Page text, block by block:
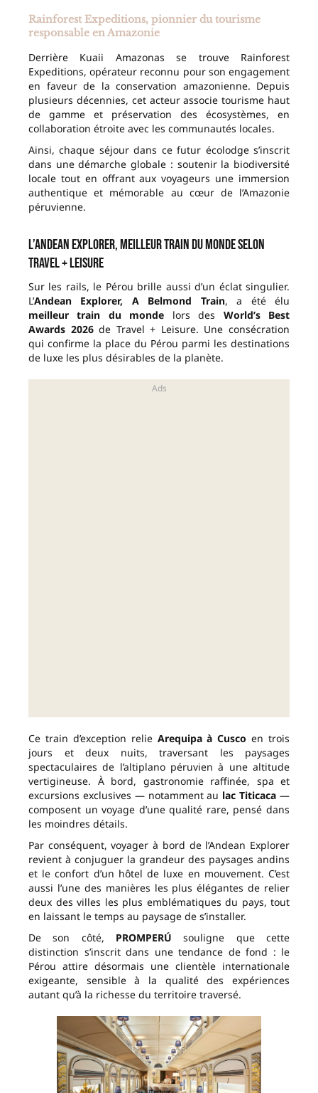
Rainforest Expeditions, pionnier du tourisme
responsable en Amazonie
Derrière Kuaii Amazonas se trouve Rainforest
Expeditions, opérateur reconnu pour son engagement
en faveur de la conservation amazonienne. Depuis
plusieurs décennies, cet acteur associe tourisme haut
de gamme et préservation des écosystèmes, en
collaboration étroite avec les communautés locales.
Ainsi, chaque séjour dans ce futur écolodge s’inscrit
dans une démarche globale : soutenir la biodiversité
locale tout en offrant aux voyageurs une immersion
authentique et mémorable au cœur de l’Amazonie
péruvienne.
L’Andean Explorer, meilleur train du monde selon
Travel + Leisure
Sur les rails, le Pérou brille aussi d’un éclat singulier.
L’Andean Explorer, A Belmond Train, a été élu
meilleur train du monde lors des World’s Best
Awards 2026de Travel + Leisure. Une consécration
qui confirme la place du Pérou parmi les destinations
de luxe les plus désirables de la planète.
Ce train d’exception relie Arequipa à Cusco en trois
jours et deux nuits, traversant les paysages
spectaculaires de l’altiplano péruvien à une altitude
vertigineuse. À bord, gastronomie raffinée, spa et
excursions exclusives — notamment au lac Titicaca —
composent un voyage d’une qualité rare, pensé dans
les moindres détails.
Par conséquent, voyager à bord de l’Andean Explorer
revient à conjuguer la grandeur des paysages andins
et le confort d’un hôtel de luxe en mouvement. C’est
aussi l’une des manières les plus élégantes de relier
deux des villes les plus emblématiques du pays, tout
en laissant le temps au paysage de s’installer.
De son côté, PROMPERÚ souligne que cette
distinction s’inscrit dans une tendance de fond : le
Pérou attire désormais une clientèle internationale
exigeante, sensible à la qualité des expériences
autant qu’à la richesse du territoire traversé.